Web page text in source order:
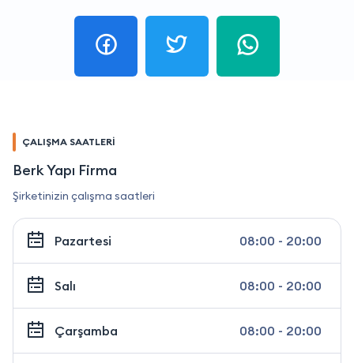
ÇALIŞMA SAATLERİ
Berk Yapı Firma
Şirketinizin çalışma saatleri
Pazartesi 08:00 - 20:00
Salı 08:00 - 20:00
Çarşamba 08:00 - 20:00